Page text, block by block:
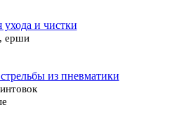
ухода и чистки
ерши
из пневматики